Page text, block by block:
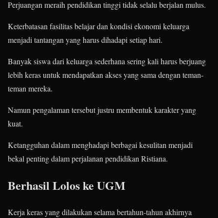
Perjuangan meraih pendidikan tinggi tidak selalu berjalan mulus.
Keterbatasan fasilitas belajar dan kondisi ekonomi keluarga
menjadi tantangan yang harus dihadapi setiap hari.
Banyak siswa dari keluarga sederhana sering kali harus berjuang
lebih keras untuk mendapatkan akses yang sama dengan teman-
teman mereka.
Namun pengalaman tersebut justru membentuk karakter yang
kuat.
Ketangguhan dalam menghadapi berbagai kesulitan menjadi
bekal penting dalam perjalanan pendidikan Ristiana.
Berhasil Lolos ke UGM
Kerja keras yang dilakukan selama bertahun-tahun akhirnya